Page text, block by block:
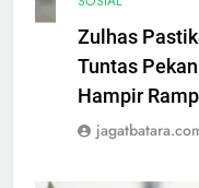
Zulhas
Tuntas
Hampir